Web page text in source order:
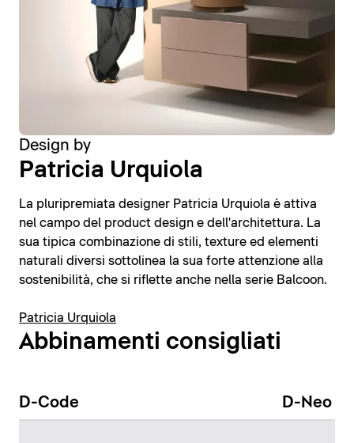
Design by
Patricia Urquiola
La pluripremiata designer Patricia Urquiola è attiva
nel campo del product design e dell'architettura. La
sua tipica combinazione di stili, texture ed elementi
naturali diversi sottolinea la sua forte attenzione alla
sostenibilità, che si riflette anche nella serie Balcoon.
Patricia Urquiola
Abbinamenti consigliati
D-Code D-Neo